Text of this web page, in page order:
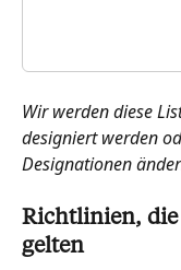
Wir werden diese
designiert werden
Designationen
Richtlinien, die
gelten